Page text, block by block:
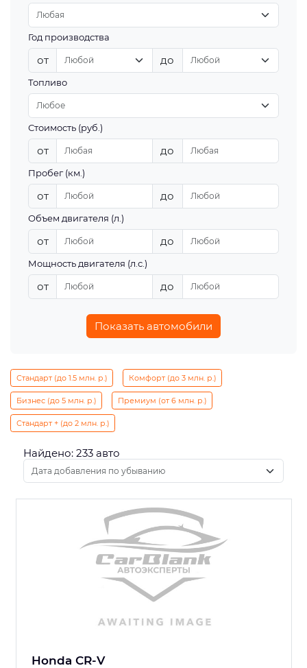
Год производства
от до
Топливо
Стоимость (руб.)
от до
Пробег (км.)
от до
Объем двигателя (л.)
от до
Мощность двигателя (л.с.)
от до
Показать автомобили
Стандарт (до 1.5 млн. р.) Комфорт (до 3 млн. р.)
Бизнес (до 5 млн. р.) Премиум (от 6 млн. р.)
Стандарт + (до 2 млн. р.)
Найдено: 233 авто
Honda CR-V